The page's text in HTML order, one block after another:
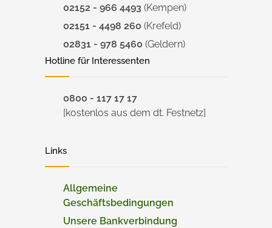
02152 - 966 4493 (Kempen)
02151 - 4498 260 (Krefeld)
02831 - 978 5460 (Geldern)
Hotline für Interessenten
0800 - 117 17 17
[kostenlos aus dem dt. Festnetz]
Links
Allgemeine
Geschäftsbedingungen
Unsere Bankverbindung